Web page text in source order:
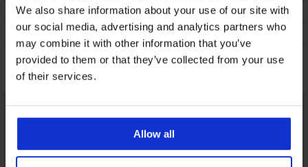
We also share information about your use of our site with
our social media, advertising and analytics partners who
may combine it with other information that you’ve
provided to them or that they’ve collected from your use
of their services.
Allow all
RUILEN
ONDERHOUD EN WASSEN
Misschien vindt u dit ook leuk